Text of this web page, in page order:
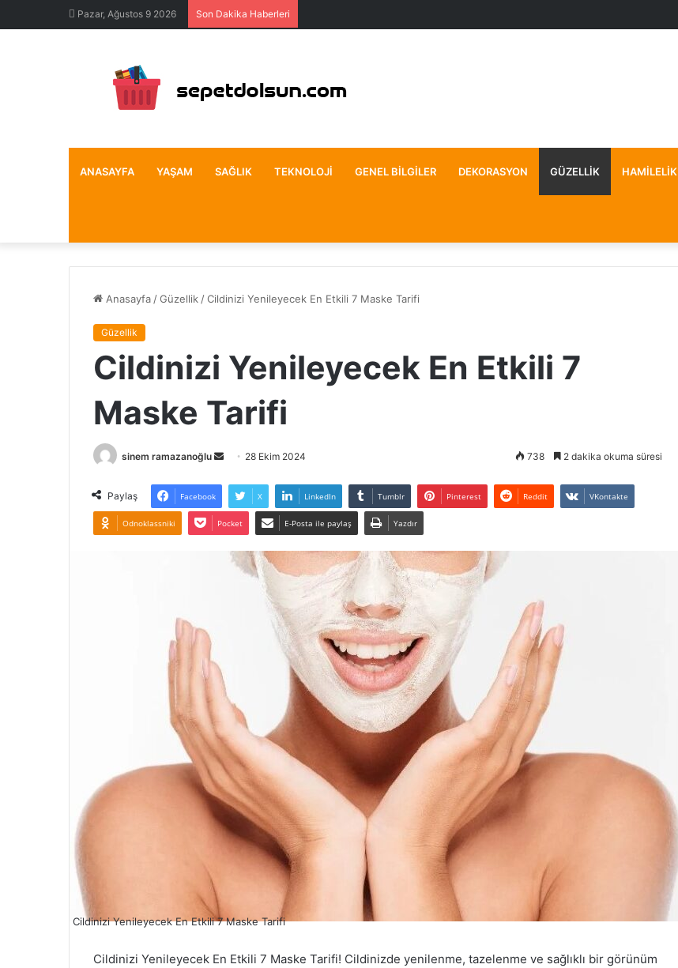
Pazar, Ağustos 9 2026 Son Dakika Haberleri
ANASAYFA YAŞAM SAĞLIK TEKNOLOJI GENEL BILGILER DEKORASYON GÜZELLIK HAMILELIK
Anasayfa /Güzellik /Cildinizi Yenileyecek En Etkili 7 Maske Tarifi
Güzellik
Cildinizi Yenileyecek En Etkili 7
Maske Tarifi
sinem ramazanoğlu
Bir
posta
göndermek
28 Ekim 2024 738 2 dakika okuma süresi
Paylaş Facebook X LinkedIn Tumblr Pinterest Reddit VKontakte
Odnoklassniki Pocket E-Posta ile paylaş Yazdır
Cildinizi Yenileyecek En Etkili 7 Maske Tarifi
Cildinizi Yenileyecek En Etkili 7 Maske Tarifi! Cildinizde yenilenme, tazelenme ve sağlıklı bir görünüm